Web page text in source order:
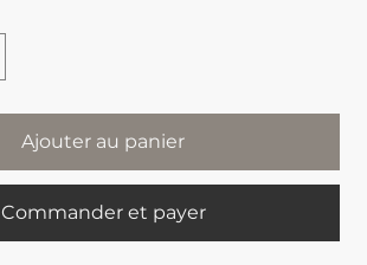
Ajouter au panier
Commander et payer